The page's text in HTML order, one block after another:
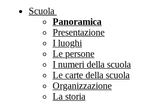
Scuola
Panoramica
Presentazione
I luoghi
Le persone
I numeri della scuola
Le carte della scuola
Organizzazione
La storia